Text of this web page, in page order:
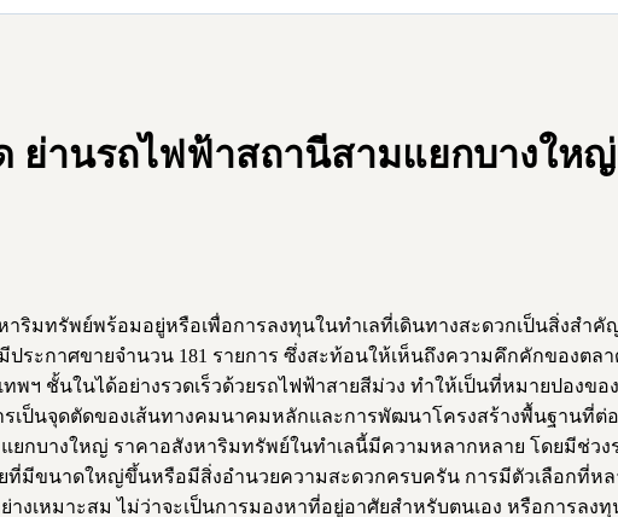
ย่านรถไฟฟ้าสถานีสามแยกบางให
ริมทรัพย์พร้อมอยู่หรือเพื่อการลงทุนในทำเลที่เดินทางสะดวกเป็นสิ่งส
ประกาศขายจำนวน 181 รายการ ซึ่งสะท้อนให้เห็นถึงความคึกคักของ
พฯ ชั้นในได้อย่างรวดเร็วด้วยรถไฟฟ้าสายสีม่วง ทำให้เป็นที่หมายปอง
เป็นจุดตัดของเส้นทางคมนาคมหลักและการพัฒนาโครงสร้างพื้นฐานที่
กบางใหญ่ ราคาอสังหาริมทรัพย์ในทำเลนี้มีความหลากหลาย โดยมีช่วง
ที่มีขนาดใหญ่ขึ้นหรือมีสิ่งอำนวยความสะดวกครบครัน การมีตัวเลือกที่ห
งเหมาะสม ไม่ว่าจะเป็นการมองหาที่อยู่อาศัยสำหรับตนเอง หรือการล